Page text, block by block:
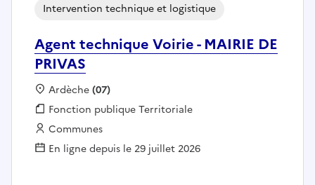
Agent technique Voirie - MAIRIE DE
PRIVAS
Intervention technique et logistique
Localisation :
Ardèche(07)
Fonction publique :
Fonction publique Territoriale
Employeur :
Communes
En ligne depuis le 29 juillet 2026